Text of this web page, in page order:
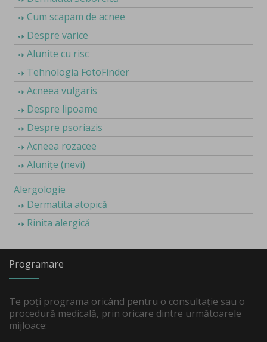
Cum scapam de acnee
Despre varice
Alunite cu risc
Tehnologia FotoFinder
Acneea vulgaris
Despre lipoame
Despre psoriazis
Acneea rozacee
Alunițe (nevi)
Alergologie
Dermatita atopică
Rinita alergică
Programare
Te poți programa oricând pentru o consultație sau o
procedură medicală, prin oricare dintre următoarele
mijloace: